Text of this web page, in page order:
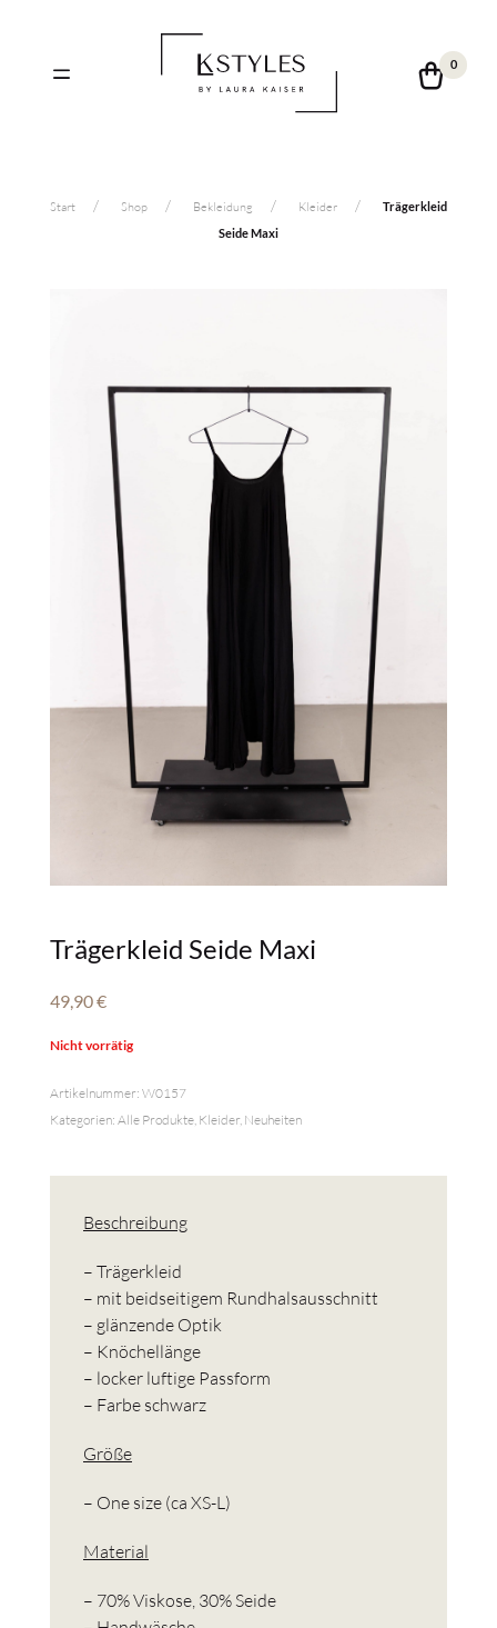
0
Start Shop Bekleidung Kleider
Trägerkleid
Seide Maxi
Trägerkleid Seide Maxi
49,90€
Nicht vorrätig
Artikelnummer: W0157
Kategorien: Alle Produkte, Kleider, Neuheiten
Beschreibung
– Trägerkleid
– mit beidseitigem Rundhalsausschnitt
– glänzende Optik
– Knöchellänge
– locker luftige Passform
– Farbe schwarz
Größe
– One size (ca XS-L)
Material
– 70% Viskose, 30% Seide